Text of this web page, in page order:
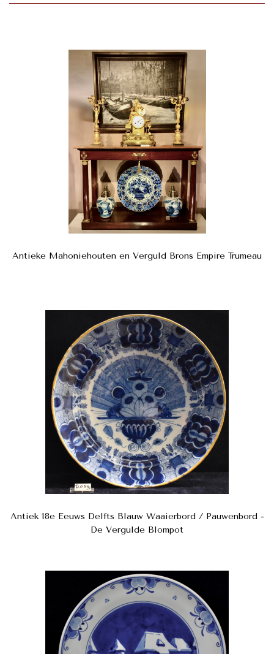
Antieke Mahoniehouten en Verguld Brons Empire Trumeau
Antiek 18e Eeuws Delfts Blauw Waaierbord / Pauwenbord -
De Vergulde Blompot